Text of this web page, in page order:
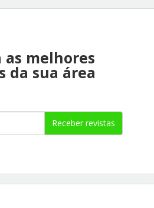
as melhores
da sua área
Receber revistas